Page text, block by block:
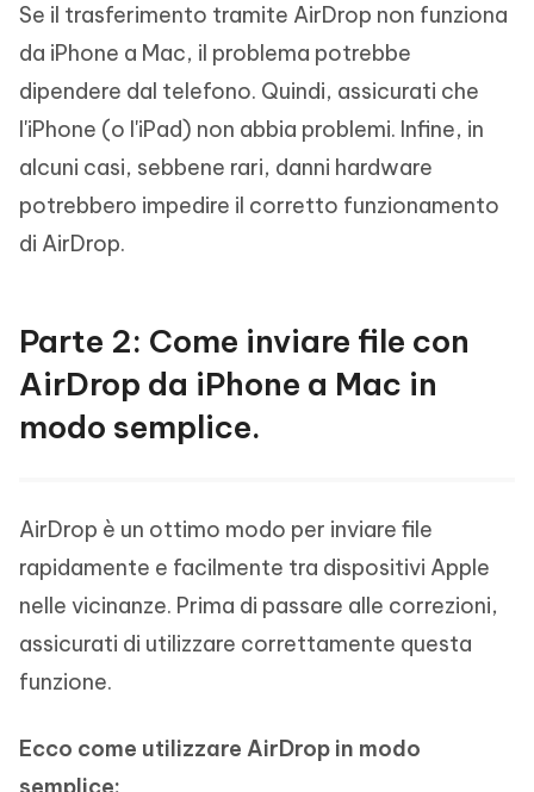
Se il trasferimento tramite AirDrop non funziona
da iPhone a Mac, il problema potrebbe
dipendere dal telefono. Quindi, assicurati che
l'iPhone (o l'iPad) non abbia problemi. Infine, in
alcuni casi, sebbene rari, danni hardware
potrebbero impedire il corretto funzionamento
di AirDrop.
Parte 2: Come inviare file con
AirDrop da iPhone a Mac in
modo semplice.
AirDrop è un ottimo modo per inviare file
rapidamente e facilmente tra dispositivi Apple
nelle vicinanze. Prima di passare alle correzioni,
assicurati di utilizzare correttamente questa
funzione.
Ecco come utilizzare AirDrop in modo